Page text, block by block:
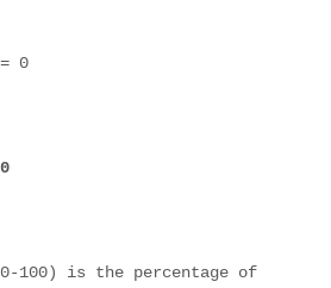
100) is the percentage of